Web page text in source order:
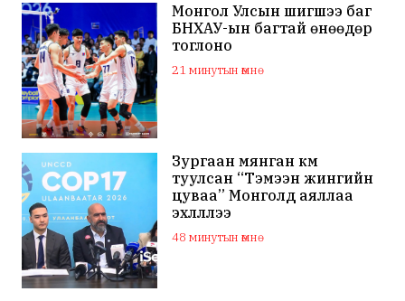
Монгол Улсын шигшээ баг
БНХАУ-ын багтай өнөөдөр
тоглоно
21 минутын өмнө
Зургаан мянган км
туулсан “Тэмээн жингийн
цуваа” Монголд аяллаа
эхлүүллээ
48 минутын өмнө